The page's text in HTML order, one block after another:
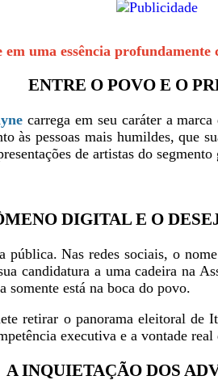
em uma essência
ENTRE O POVO E O
carrega em seu caráter a
às pessoas mais humildes, que
de artistas do
DIGITAL E O
pública. Nas redes sociais, o
candidatura a uma cadeira na
somente está na boca do povo.
retirar o panorama eleitoral de
executiva e a vontade real
A INQUIETAÇÃO DOS